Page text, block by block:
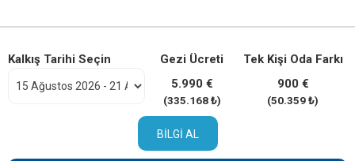
Kalkış Tarihi Seçin
Gezi Ücreti
5.990 €
(335.168 ₺)
Tek Kişi Oda Farkı
900 €
(50.359 ₺)
BILGI AL